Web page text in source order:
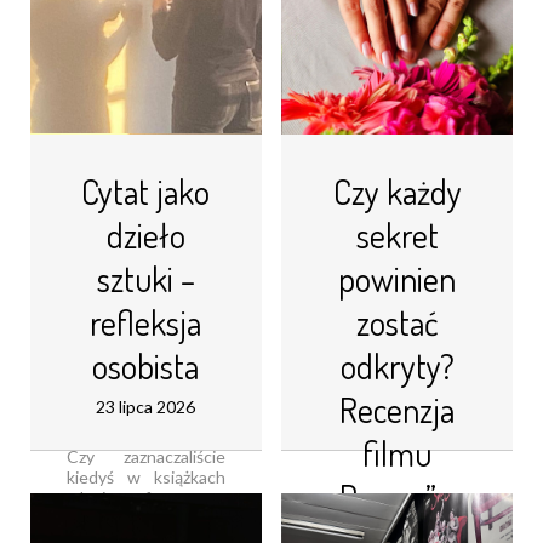
Cytat jako
dzieło
sztuki –
refleksja
osobista
23 lipca 2026
Czy zaznaczaliście
kiedyś w książkach
zdania, fragmenty,
Czy każdy
sekret
powinien
zostać
odkryty?
Recenzja
filmu
„Drama” w